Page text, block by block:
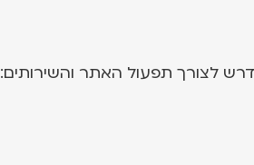
לצורך תפעול האתר והשירותים: